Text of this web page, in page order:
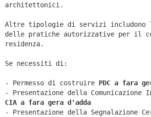
architettonici.
Altre tipologie di servizi includono
delle pratiche autorizzative per il
residenza.
Se necessiti di:
- Permesso di costruire PDC a fara
- Presentazione della
CIA a fara gera d'adda
- Presentazione della Segnalazione